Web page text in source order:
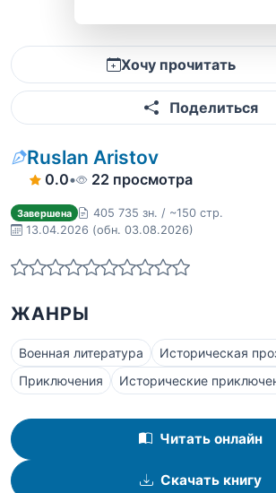
Хочу прочитать
Поделиться
Ruslan Aristov
0.0• 22 просмотра
Завершена
405 735 зн. / ~150 стр.
13.04.2026 (обн. 03.08.2026)
ЖАНРЫ
Военная литература
Историческая
Приключения
Исторические
Читать онлайн
Скачать книгу